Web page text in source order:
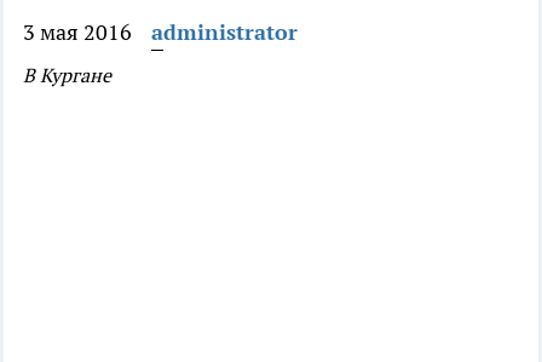
3 мая 2016 administrator
В Кургане